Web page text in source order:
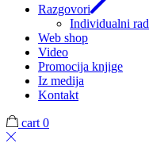
Razgovori
Individualni rad
Web shop
Video
Promocija knjige
Iz medija
Kontakt
cart 0